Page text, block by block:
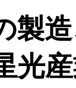
製
光